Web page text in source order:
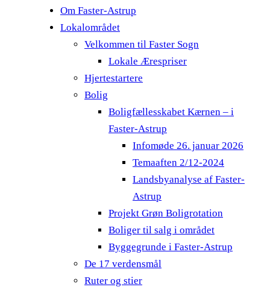
Om Faster-Astrup
Lokalområdet
Velkommen til Faster Sogn
Lokale Ærespriser
Hjertestartere
Bolig
Boligfællesskabet Kærnen – i
Faster-Astrup
Infomøde 26. januar 2026
Temaaften 2/12-2024
Landsbyanalyse af Faster-
Astrup
Projekt Grøn Boligrotation
Boliger til salg i området
Byggegrunde i Faster-Astrup
De 17 verdensmål
Ruter og stier